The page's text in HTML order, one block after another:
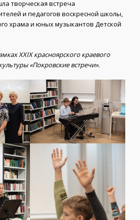
творческая встреча
и педагогов воскресной школы,
храма и юных музыкантов Детской
XXIX красноярского краевого
«Покровские встречи».